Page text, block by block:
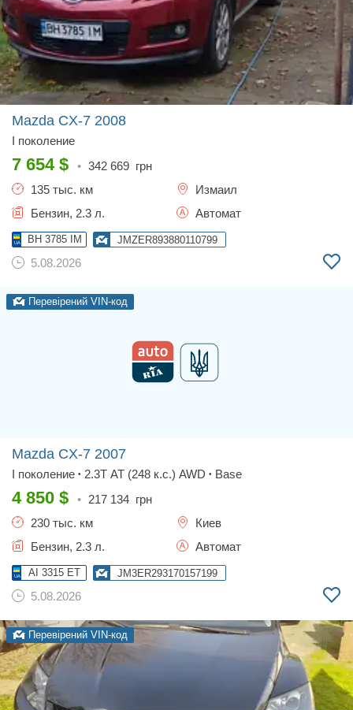
Mazda CX-7 2008
I поколение
7 654 $ • 342 669 грн
135 тыс. км
Измаил
Бензин, 2.3 л.
Автомат
BH 3785 IM JMZER893880110799
5.08.2026
Перевірений VIN-код
Mazda CX-7 2007
I поколение • 2.3T AT (248 к.с.) AWD • Base
4 850 $ • 217 134 грн
230 тыс. км
Киев
Бензин, 2.3 л.
Автомат
AI 3315 ET JM3ER293170157199
5.08.2026
Перевірений VIN-код